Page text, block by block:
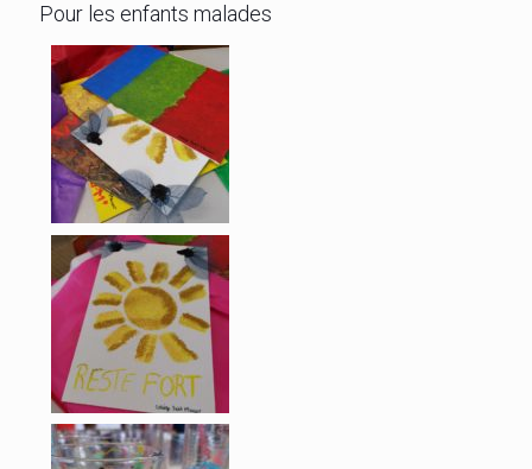
Pour les enfants malades